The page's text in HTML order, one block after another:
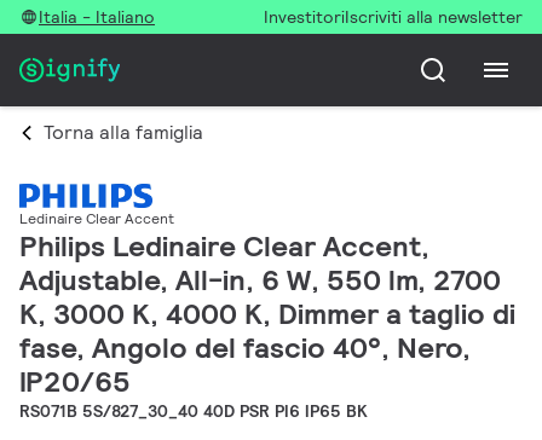
Italia - Italiano InvestitoriIscriviti alla newsletter
Torna alla famiglia
Ledinaire Clear Accent
Philips Ledinaire Clear Accent,
Adjustable, All-in, 6 W, 550 lm, 2700
K, 3000 K, 4000 K, Dimmer a taglio di
fase, Angolo del fascio 40°, Nero,
IP20/65
RS071B 5S/827_30_40 40D PSR PI6 IP65 BK